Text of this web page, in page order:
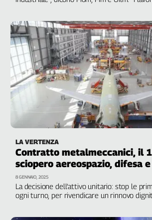
Lazio
Lombardia
Marche
Piemonte
Puglia
Sardegna
Sicilia
Trentino
Valle
D'Aosta
Veneto
Archivio
Storico
2014
LA VERTENZA
Contratto metalmeccanici, il
sciopero aereospazio, difesa
La decisione dell’attivo unitario: stop le
ogni turno, per rivendicare un rinnovo
8 GENNAIO, 2025